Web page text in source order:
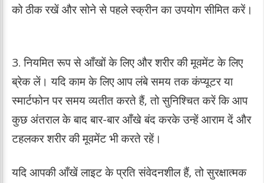
को ठीक रखें और सोने से पहले स्क्रीन का उपयोग सीमित करें।
3. नियमित रूप से आँखों के लिए और शरीर की मूवमेंट के लिए
ब्रेक लें। यदि काम के लिए आप लंबे समय तक कंप्यूटर या
स्मार्टफोन पर समय व्यतीत करते हैं, तो सुनिश्चित करें कि आप
कुछ अंतराल के बाद बार-बार आँखे बंद करके उन्हें आराम दें और
टहलकर शरीर की मूवमेंट भी करते रहें।
यदि आपकी आँखें लाइट के प्रति संवेदनशील हैं, तो सुरक्षात्मक